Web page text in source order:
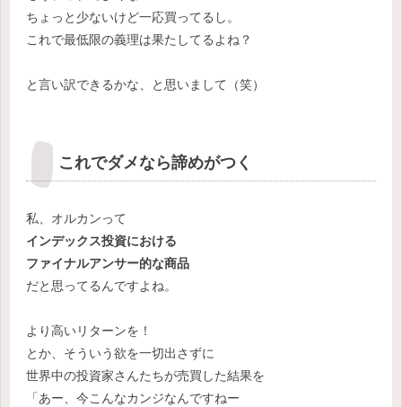
ちょっと少ないけど一応買ってるし。
これで最低限の義理は果たしてるよね？
と言い訳できるかな、と思いまして（笑）
これでダメなら諦めがつく
私、オルカンって
インデックス投資における
ファイナルアンサー的な商品
だと思ってるんですよね。
より高いリターンを！
とか、そういう欲を一切出さずに
世界中の投資家さんたちが売買した結果を
「あー、今こんなカンジなんですねー